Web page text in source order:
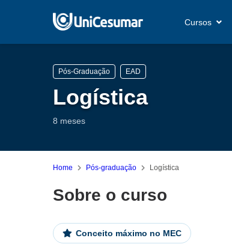
Cursos
Pós-Graduação EAD
Logística
8 meses
Home Pós-graduação Logística
Sobre o curso
Conceito máximo no MEC